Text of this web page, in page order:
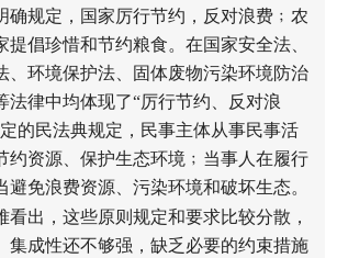
确规定，国家厉行节约，反对浪费﹔农
提倡珍惜和节约粮食。在国家安全法、
、环境保护法、固体废物污染环境防治
法律中均体现了“厉行节约、反对浪
的民法典规定，民事主体从事民事活
约资源、保护生态环境﹔当事人在履行
避免浪费资源、污染环境和破坏生态。
看出，这些原则规定和要求比较分散，
集成性还不够强，缺乏必要的约束措施